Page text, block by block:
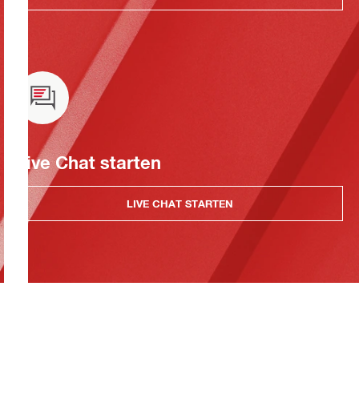
Live Chat starten
LIVE CHAT STARTEN